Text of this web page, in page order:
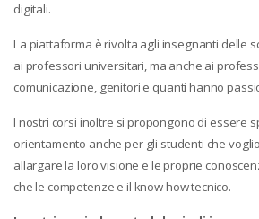
digitali.
La piattaforma è rivolta agli insegnanti delle
ai professori universitari, ma anche ai
comunicazione, genitori e quanti hanno
I nostri corsi inoltre si propongono di essere
orientamento anche per gli studenti che
allargare la loro visione e le proprie
che le competenze e il know how tecnico.